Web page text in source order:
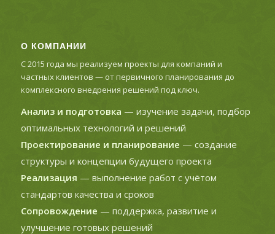
О КОМПАНИИ
С 2015 года мы реализуем проекты для компаний и
частных клиентов — от первичного планирования до
комплексного внедрения решений под ключ.
Анализ и подготовка — изучение задачи, подбор
оптимальных технологий и решений
Проектирование и планирование — создание
структуры и концепции будущего проекта
Реализация — выполнение работ с учётом
стандартов качества и сроков
Сопровождение — поддержка, развитие и
улучшение готовых решений